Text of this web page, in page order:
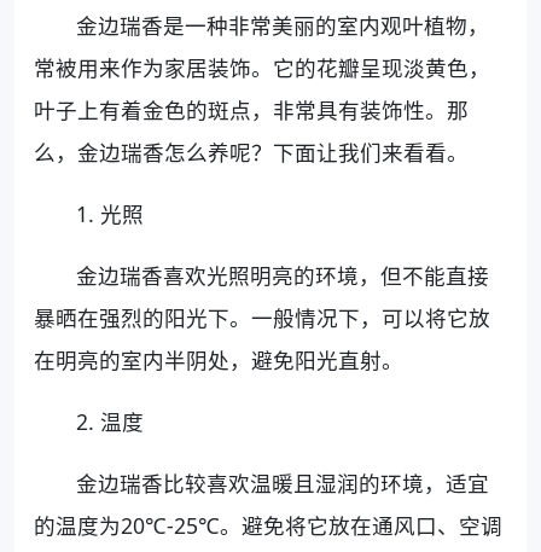
金边瑞香是一种非常美丽的室内观叶植物，
常被用来作为家居装饰。它的花瓣呈现淡黄色，
叶子上有着金色的斑点，非常具有装饰性。那
么，金边瑞香怎么养呢？下面让我们来看看。
1. 光照
金边瑞香喜欢光照明亮的环境，但不能直接
暴晒在强烈的阳光下。一般情况下，可以将它放
在明亮的室内半阴处，避免阳光直射。
2. 温度
金边瑞香比较喜欢温暖且湿润的环境，适宜
的温度为20℃-25℃。避免将它放在通风口、空调